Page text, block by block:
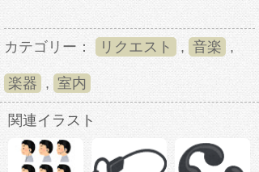
カテゴリー： リクエスト , 音楽 ,
楽器 , 室内
関連イラスト